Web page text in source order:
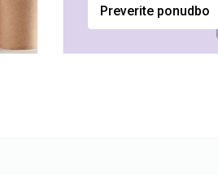
Preverite ponudbo